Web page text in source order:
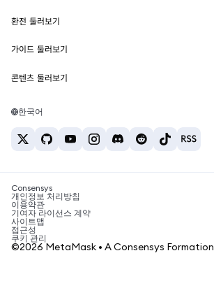
MetaMask Connect
Snaps
웹3 서비스
보안
고객 지원
채용
이더리움 가격
솔라나 가격
테더 가격
환전 둘러보기
ETH를 USD로 환전
USDT를 INR로 환전
BTC를 INR로 환전
ETH를 USDT로 환전
가이드 둘러보기
ETH 매수
USDT 매수
SHIB 매수
BNB 매수
콘텐츠 둘러보기
솔라나 지갑
암호화폐 세금 뉴스
암호화폐 매수 방법
비트코인 매도 방법
한국어
Consensys
개인정보 처리방침
이용약관
기여자 라이선스 계약
사이트맵
접근성
쿠키 관리
©2026 MetaMask • A Consensys Formation